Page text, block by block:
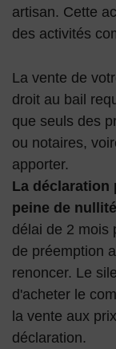
artisan. Cette
des activités
La vente de
droit au bail
que seuls des
ou notaires,
apporter.
La déclaration
peine de
délai de 2 mois
de préemption
renoncer. Le
d'acheter le
la vente aux
déclaration.